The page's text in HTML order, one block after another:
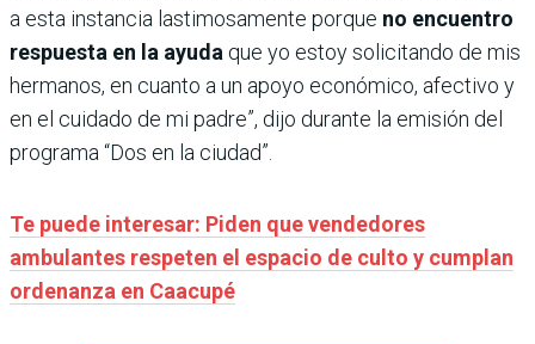
a esta instancia lastimosamente porque no encuentro
respuesta en la ayuda que yo estoy solicitando de mis
hermanos, en cuanto a un apoyo económico, afectivo y
en el cuidado de mi padre”, dijo durante la emisión del
programa “Dos en la ciudad”.
Te puede interesar: Piden que vendedores
ambulantes respeten el espacio de culto y cumplan
ordenanza en Caacupé